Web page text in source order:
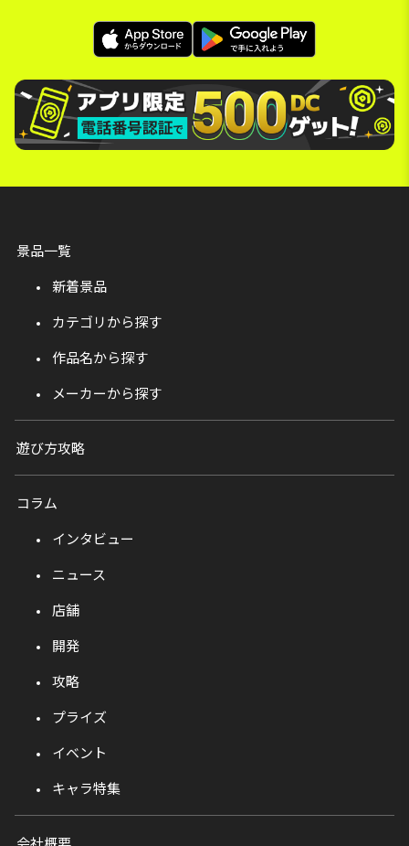
景品一覧
新着景品
カテゴリから探す
作品名から探す
メーカーから探す
遊び方攻略
コラム
インタビュー
ニュース
店舗
開発
攻略
プライズ
イベント
キャラ特集